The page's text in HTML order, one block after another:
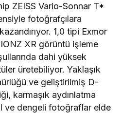
ZEISS Vario-Sonnar T*
fotoğrafçılara
1,0 tipi Exmor
XR görüntü işleme
dahi yüksek
üretebiliyor. Yaklaşık
ve geliştirilmiş D-
karmaşık aydınlatma
ve dengeli fotoğraflar elde